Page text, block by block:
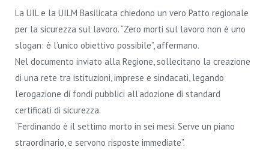
La UIL e la UILM Basilicata chiedono un vero Patto regionale
per la sicurezza sul lavoro. “Zero morti sul lavoro non è uno
slogan: è l’unico obiettivo possibile”, affermano.
Nel documento inviato alla Regione, sollecitano la creazione
di una rete tra istituzioni, imprese e sindacati, legando
l’erogazione di fondi pubblici all’adozione di standard
certificati di sicurezza.
“Ferdinando è il settimo morto in sei mesi. Serve un piano
straordinario, e servono risposte immediate”.